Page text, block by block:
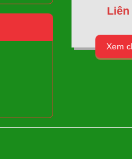
Liên
Xem